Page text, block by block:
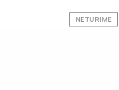
NETURIME